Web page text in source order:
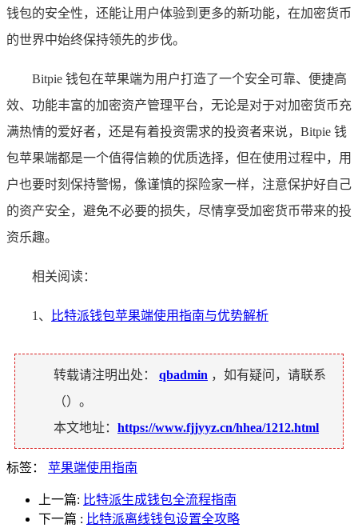
钱包的安全性，还能让用户体验到更多的新功能，在加密货币
的世界中始终保持领先的步伐。
Bitpie 钱包在苹果端为用户打造了一个安全可靠、便捷高
效、功能丰富的加密资产管理平台，无论是对于对加密货币充
满热情的爱好者，还是有着投资需求的投资者来说，Bitpie 钱
包苹果端都是一个值得信赖的优质选择，但在使用过程中，用
户也要时刻保持警惕，像谨慎的探险家一样，注意保护好自己
的资产安全，避免不必要的损失，尽情享受加密货币带来的投
资乐趣。
相关阅读：
1、 比特派钱包苹果端使用指南与优势解析
转载请注明出处： qbadmin ，如有疑问，请联系
（）。
本文地址： https://www.fjjyyz.cn/hhea/1212.html
标签： 苹果端使用指南
上一篇: 比特派生成钱包全流程指南
下一篇 : 比特派离线钱包设置全攻略